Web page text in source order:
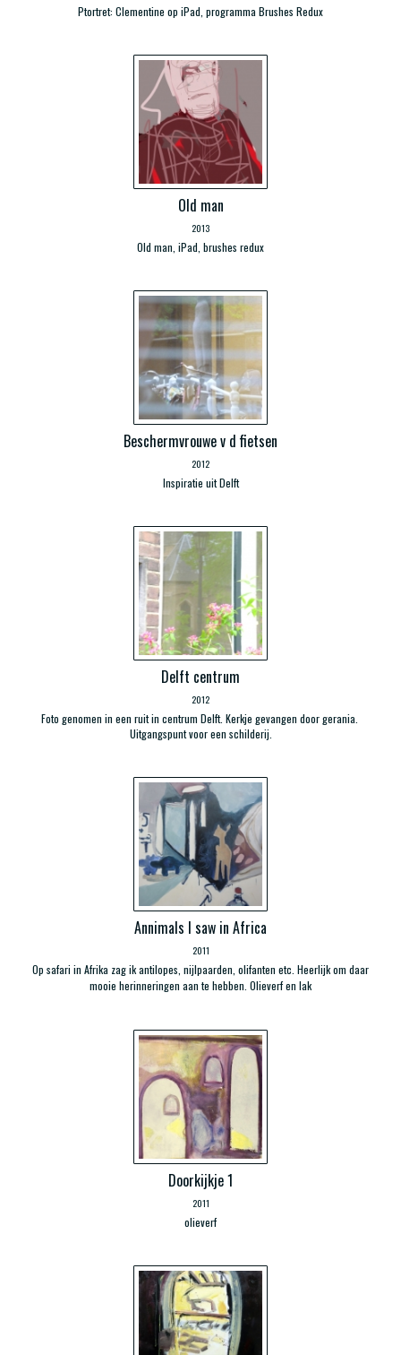
Ptortret: Clementine op iPad, programma Brushes Redux
Old man
2013
Old man, iPad, brushes redux
Beschermvrouwe v d fietsen
2012
Inspiratie uit Delft
Delft centrum
2012
Foto genomen in een ruit in centrum Delft. Kerkje gevangen door gerania.
Uitgangspunt voor een schilderij.
Annimals I saw in Africa
2011
Op safari in Afrika zag ik antilopes, nijlpaarden, olifanten etc. Heerlijk om daar
mooie herinneringen aan te hebben. Olieverf en lak
Doorkijkje 1
2011
olieverf